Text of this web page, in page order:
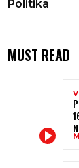
Politika
MUST READ